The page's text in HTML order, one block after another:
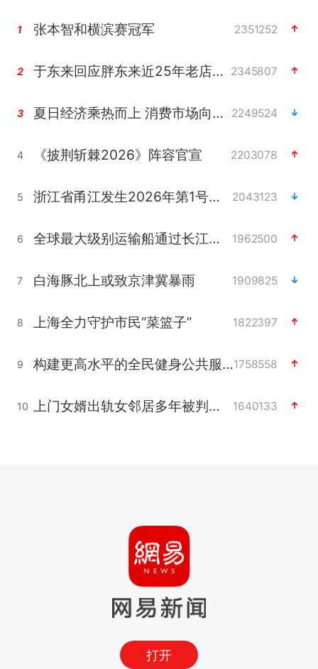
1 张本智和横滨赛冠军 2351252
2 于东来回应胖东来近25年老店年底关闭 2345807
3 夏日经济乘热而上 消费市场向新而行 2249524
4 《披荆斩棘2026》阵容官宣 2203078
5 浙江省甬江发生2026年第1号洪水 2043123
6 全球最大级别运输船通过长江大桥 1962500
7 白海豚北上或致京津冀暴雨 1909825
8 上海全力守护市民“菜篮子” 1822397
9 构建更高水平的全民健身公共服务体系1758558
10 上门女婿出轨女邻居多年被判重婚罪 1640133
打开